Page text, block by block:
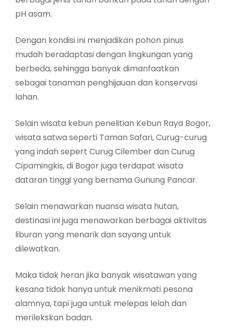
pH asam.
Dengan kondisi ini menjadikan pohon pinus
mudah beradaptasi dengan lingkungan yang
berbeda, sehingga banyak dimanfaatkan
sebagai tanaman penghijauan dan konservasi
lahan.
Selain wisata kebun penelitian Kebun Raya Bogor,
wisata satwa seperti Taman Safari, Curug-curug
yang indah sepert Curug Cilember dan Curug
Cipamingkis, di Bogor juga terdapat wisata
dataran tinggi yang bernama Gunung Pancar.
Selain menawarkan nuansa wisata hutan,
destinasi ini juga menawarkan berbagai aktivitas
liburan yang menarik dan sayang untuk
dilewatkan.
Maka tidak heran jika banyak wisatawan yang
kesana tidak hanya untuk menikmati pesona
alamnya, tapi juga untuk melepas lelah dan
merilekskan badan.